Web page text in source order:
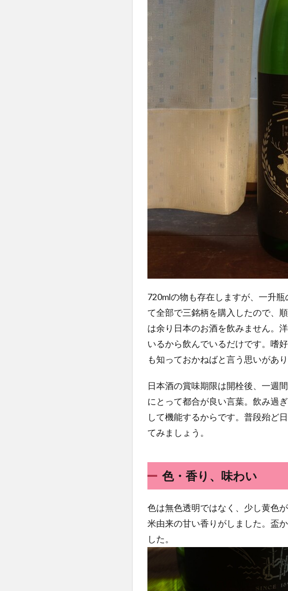
720mlの物も存在しますが、一升
て全部で三銘柄を購入したので、
は余り日本のお酒を飲みません。
いるから飲んでいるだけです。嗜
も知っておかねばと言う思いがあり
日本酒の賞味期限は開栓後、一週
にとって都合が良い言葉。飲み過
して機能するからです。普段殆ど
てみましょう。
色・香り、味わい
色は無色透明ではなく、少し黄色
米由来の甘い香りがしました。盃
した。